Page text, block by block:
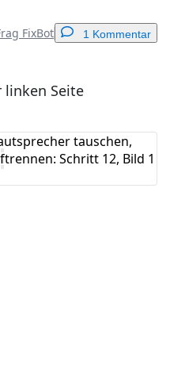
FixBot 1 Kommentar
hinzufügen
linken Seite